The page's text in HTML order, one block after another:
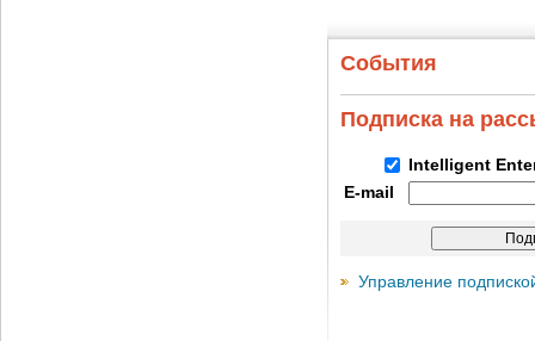
События
Подписка на
Intelligent
E-mail
Управление